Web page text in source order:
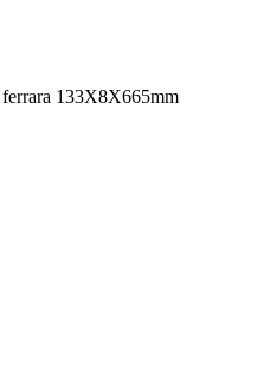
133X8X665mm